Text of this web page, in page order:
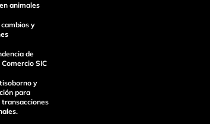
animales
y
de
SIC
y
para
transacciones